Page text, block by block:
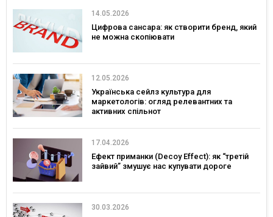
14.05.2026
Цифрова сансара: як створити бренд, який
не можна скопіювати
12.05.2026
Українська сейлз культура для
маркетологів: огляд релевантних та
активних спільнот
17.04.2026
Ефект приманки (Decoy Effect): як “третій
зайвий” змушує нас купувати дороге
30.03.2026